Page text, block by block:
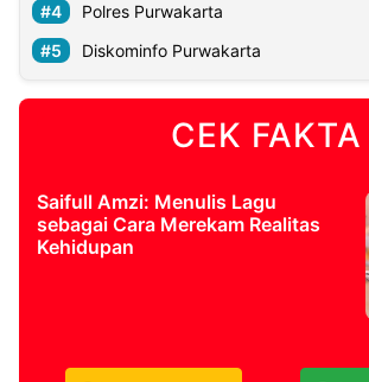
Polres Purwakarta
Diskominfo Purwakarta
CEK FAKTA
Saifull Amzi: Menulis Lagu
sebagai Cara Merekam Realitas
Kehidupan